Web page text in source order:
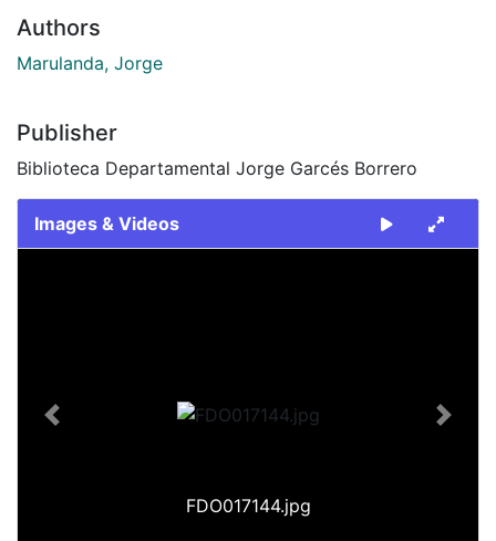
Authors
Marulanda, Jorge
Publisher
Biblioteca Departamental Jorge Garcés Borrero
Images & Videos
FDO017144.jpg
Previous Next